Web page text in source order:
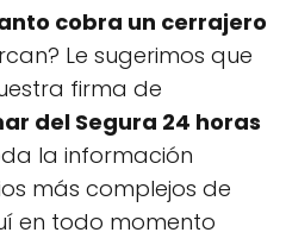
cobra un cerrajero
Le sugerimos que
firma de
del Segura 24 horas
la información
más complejos de
en todo momento